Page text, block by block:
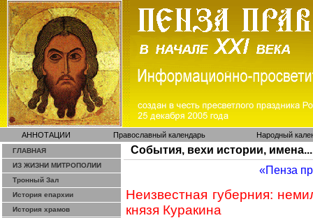
АННОТАЦИИ Православный календарь Народный
ГЛАВНАЯ
ИЗ ЖИЗНИ МИТРОПОЛИИ
Тронный Зал
История епархии
История храмов
События, вехи истории, имена...
«Пенза
Неизвестная губерния:
князя Куракина